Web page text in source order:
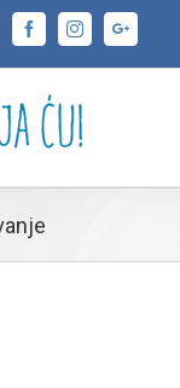
FacebookInstagramGoogle+